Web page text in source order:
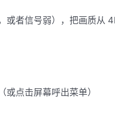
或者信号弱），把画质从
点击屏幕呼出菜单）